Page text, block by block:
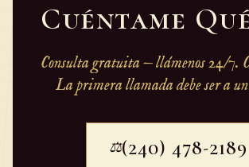
Cuéntame
Consulta gratuita — llámenos 24/7.
La primera llamada debe ser a un
⚖(240) 478-2189